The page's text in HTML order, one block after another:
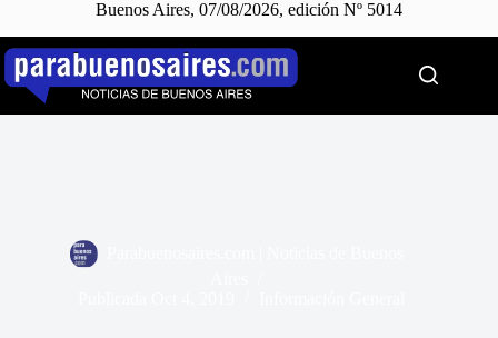
Buenos Aires, 07/08/2026, edición Nº 5014
Saltar
contenido